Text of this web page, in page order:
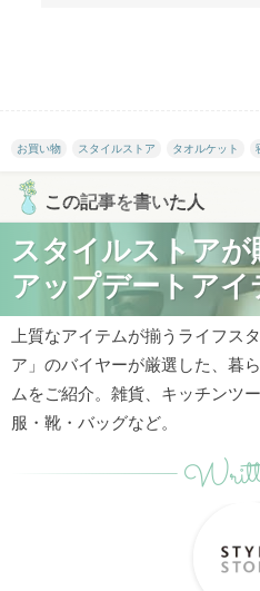
お買い物 スタイルストア タオルケット
この記事を書いた人
スタイルストア
アップデートアイ
上質なアイテムが揃うライフス
ア」のバイヤーが厳選した、暮
ムをご紹介。雑貨、キッチンツ
服・靴・バッグなど。